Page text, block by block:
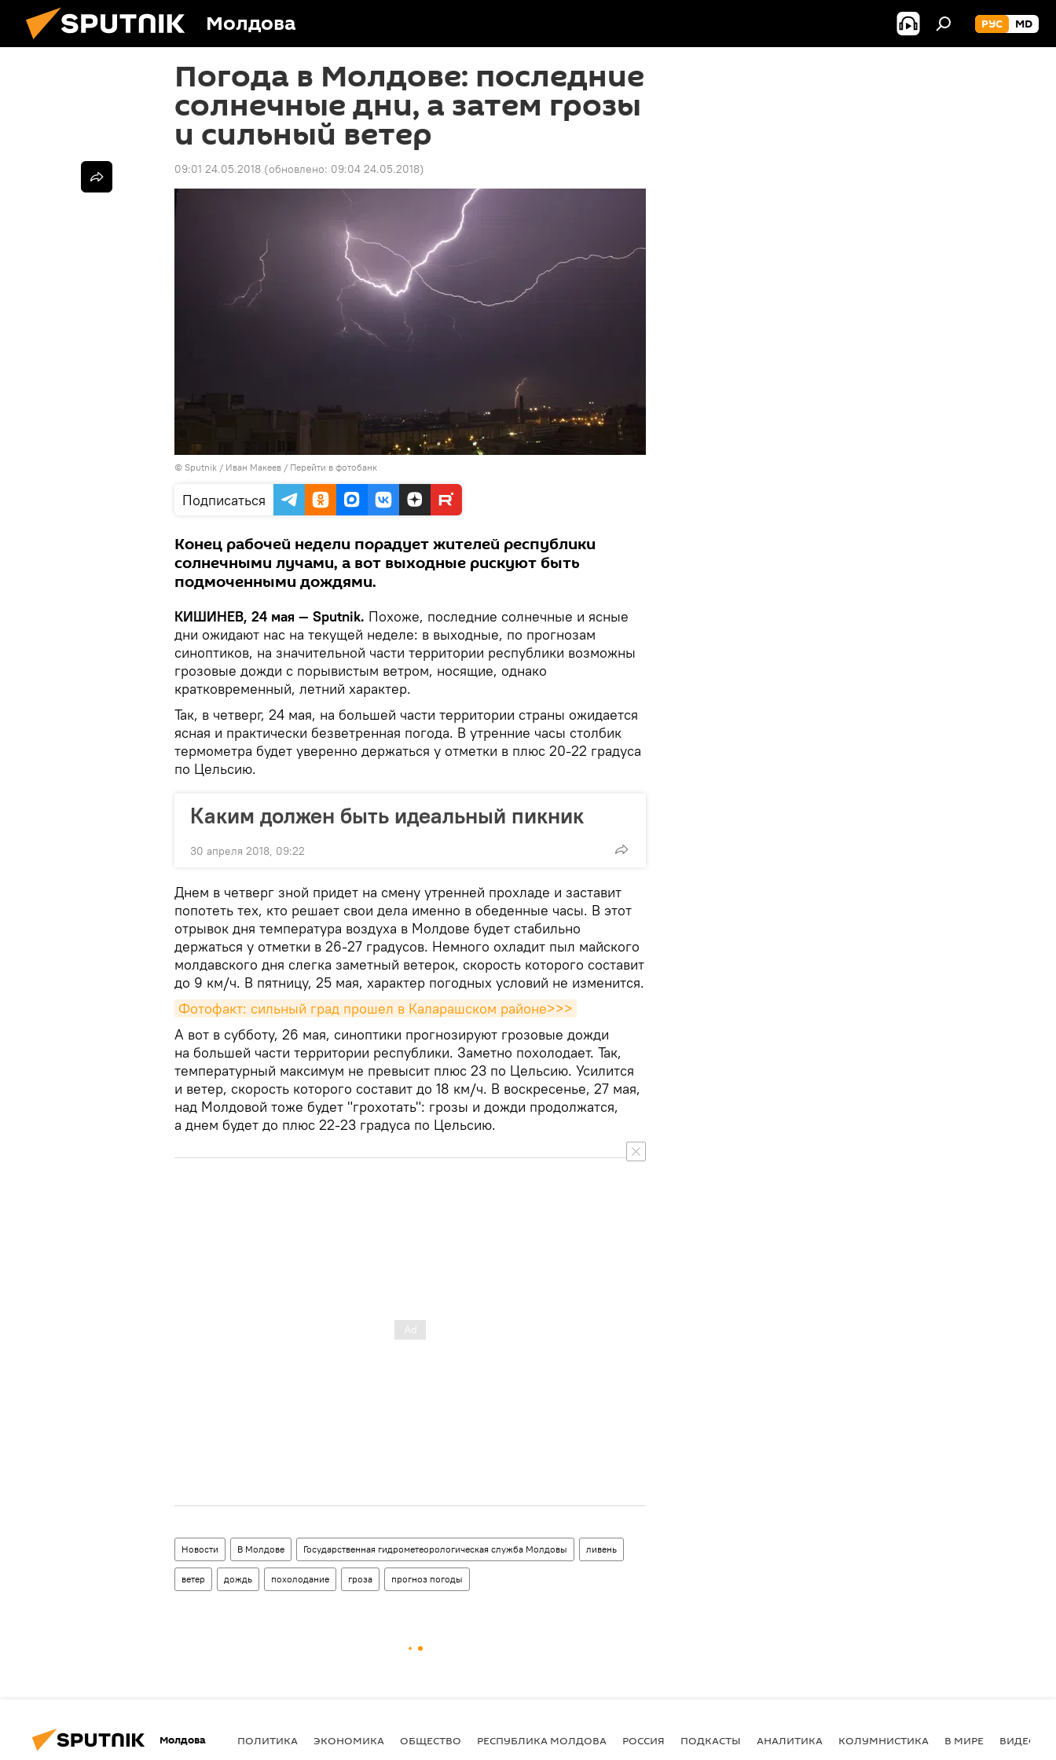
Молдова РУС MD
Погода в Молдове: последние
солнечные дни, а затем грозы
и сильный ветер
09:01 24.05.2018 (обновлено: 09:04 24.05.2018)
© Sputnik / Иван Макеев / Перейти в фотобанк
Подписаться
Конец рабочей недели порадует жителей республики
солнечными лучами, а вот выходные рискуют быть
подмоченными дождями.
КИШИНЕВ, 24 мая — Sputnik. Похоже, последние солнечные и ясные
дни ожидают нас на текущей неделе: в выходные, по прогнозам
синоптиков, на значительной части территории республики возможны
грозовые дожди с порывистым ветром, носящие, однако
кратковременный, летний характер.
Так, в четверг, 24 мая, на большей части территории страны ожидается
ясная и практически безветренная погода. В утренние часы столбик
термометра будет уверенно держаться у отметки в плюс 20-22 градуса
по Цельсию.
Каким должен быть идеальный пикник
30 апреля 2018, 09:22
Днем в четверг зной придет на смену утренней прохладе и заставит
попотеть тех, кто решает свои дела именно в обеденные часы. В этот
отрывок дня температура воздуха в Молдове будет стабильно
держаться у отметки в 26-27 градусов. Немного охладит пыл майского
молдавского дня слегка заметный ветерок, скорость которого составит
до 9 км/ч. В пятницу, 25 мая, характер погодных условий не изменится.
Фотофакт: сильный град прошел в Каларашском районе>>>
А вот в субботу, 26 мая, синоптики прогнозируют грозовые дожди
на большей части территории республики. Заметно похолодает. Так,
температурный максимум не превысит плюс 23 по Цельсию. Усилится
и ветер, скорость которого составит до 18 км/ч. В воскресенье, 27 мая,
над Молдовой тоже будет "грохотать": грозы и дожди продолжатся,
а днем будет до плюс 22-23 градуса по Цельсию.
Новости В Молдове Государственная гидрометеорологическая служба Молдовы ливень
ветер дождь похолодание гроза прогноз погоды
Молдова ПОЛИТИКА ЭКОНОМИКА ОБЩЕСТВО РЕСПУБЛИКА МОЛДОВА РОССИЯ ПОДКАСТЫ АНАЛИТИКА КОЛУМНИСТИКА В МИРЕ ВИДЕО